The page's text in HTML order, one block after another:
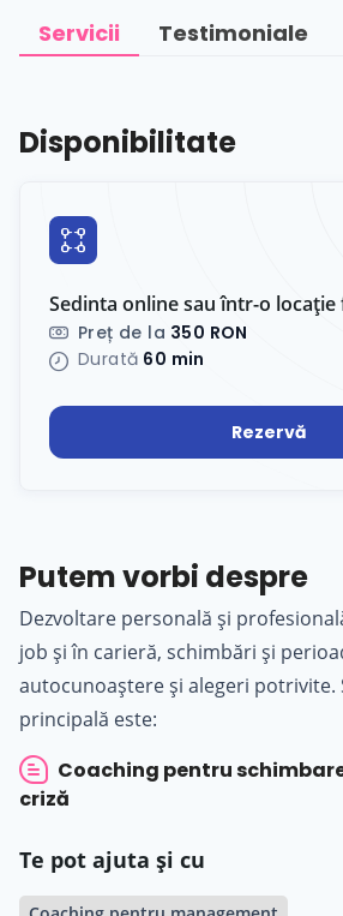
Servicii Testimoniale
Disponibilitate
Sedinta online sau într-o locație
Preț de la 350 RON
Durată 60 min
Rezervă
Putem vorbi despre
Dezvoltare personală și
job și în carieră, schimbări și
autocunoaștere și alegeri potrivite.
principală este:
Coaching pentru
criză
Te pot ajuta și cu